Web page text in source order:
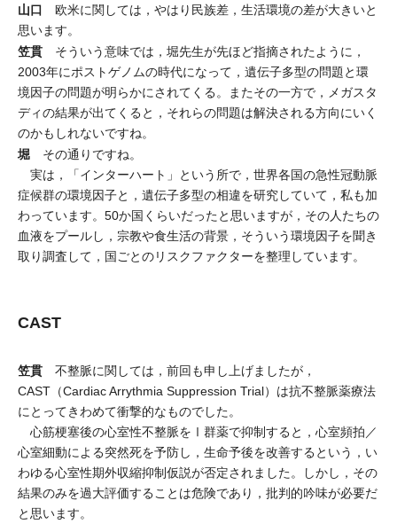
山口 欧米に関しては，やはり民族差，生活環境の差が大きいと
思います。
笠貫 そういう意味では，堀先生が先ほど指摘されたように，
2003年にポストゲノムの時代になって，遺伝子多型の問題と環
境因子の問題が明らかにされてくる。またその一方で，メガスタ
ディの結果が出てくると，それらの問題は解決される方向にいく
のかもしれないですね。
堀 その通りですね。
実は，「インターハート」という所で，世界各国の急性冠動脈
症候群の環境因子と，遺伝子多型の相違を研究していて，私も加
わっています。50か国くらいだったと思いますが，その人たちの
血液をプールし，宗教や食生活の背景，そういう環境因子を聞き
取り調査して，国ごとのリスクファクターを整理しています。
CAST
笠貫 不整脈に関しては，前回も申し上げましたが，
CAST（Cardiac Arrythmia Suppression Trial）は抗不整脈薬療法
にとってきわめて衝撃的なものでした。
心筋梗塞後の心室性不整脈をⅠ群薬で抑制すると，心室頻拍／
心室細動による突然死を予防し，生命予後を改善するという，い
わゆる心室性期外収縮抑制仮説が否定されました。しかし，その
結果のみを過大評価することは危険であり，批判的吟味が必要だ
と思います。